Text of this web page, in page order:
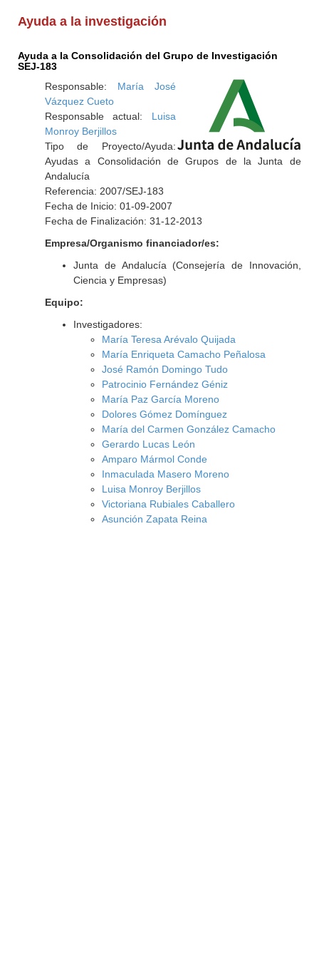
Ayuda a la investigación
Ayuda a la Consolidación del Grupo de Investigación
SEJ-183
Responsable: María José
Vázquez Cueto
Responsable actual: Luisa
Monroy Berjillos
Tipo de Proyecto/Ayuda:
Ayudas a Consolidación de Grupos de la Junta de
Andalucía
Referencia: 2007/SEJ-183
Fecha de Inicio: 01-09-2007
Fecha de Finalización: 31-12-2013
Empresa/Organismo financiador/es:
Junta de Andalucía (Consejería de Innovación,
Ciencia y Empresas)
Equipo:
Investigadores:
María Teresa Arévalo Quijada
María Enriqueta Camacho Peñalosa
José Ramón Domingo Tudo
Patrocinio Fernández Géniz
María Paz García Moreno
Dolores Gómez Domínguez
María del Carmen González Camacho
Gerardo Lucas León
Amparo Mármol Conde
Inmaculada Masero Moreno
Luisa Monroy Berjillos
Victoriana Rubiales Caballero
Asunción Zapata Reina